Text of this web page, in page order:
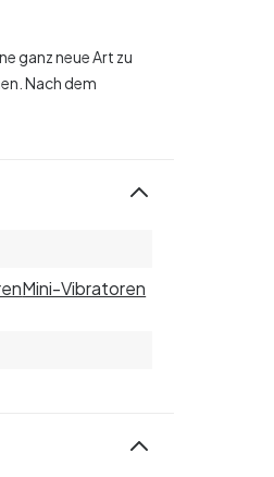
ganz neue Art zu
Nach dem
Mini-Vibratoren